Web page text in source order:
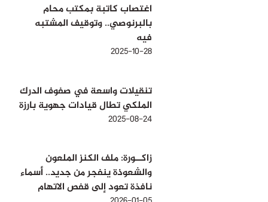
اغتصاب كاتبة بمكتب محام
بالبرنوصي.. وتوقيف المشتبه
فيه
2025-10-28
تنقيلات واسعة في صفوف الدرك
الملكي تطال قيادات جهوية بارزة
2025-08-24
زاكــورة: ملف الكنز الملعون
والشعوذة ينفجر من جديد.. أسماء
نافذة تعود إلى قفص الاتهام